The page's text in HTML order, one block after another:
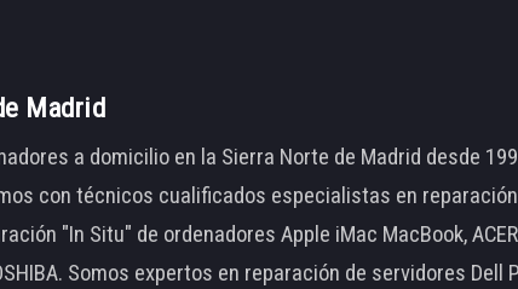
Madrid
a domicilio en la Sierra Norte de Madrid desde
con técnicos cualificados especialistas en
"In Situ" de ordenadores Apple iMac MacBook, ACER
Somos expertos en reparación de servidores